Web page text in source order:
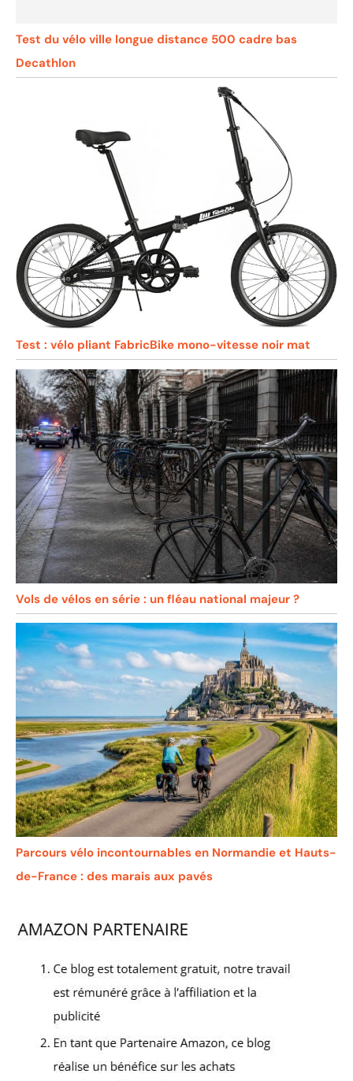
Test du vélo ville longue distance 500 cadre bas
Decathlon
Test : vélo pliant FabricBike mono-vitesse noir mat
Vols de vélos en série : un fléau national majeur ?
Parcours vélo incontournables en Normandie et Hauts-
de-France : des marais aux pavés